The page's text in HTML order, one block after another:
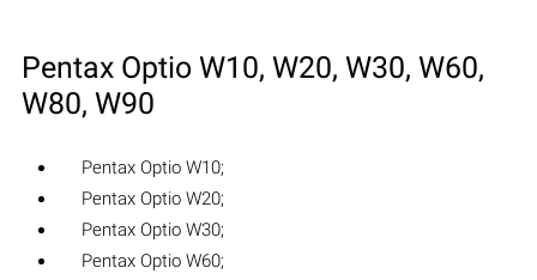
Pentax Optio W10, W20, W30, W60,
W80, W90
Pentax Optio W10;
Pentax Optio W20;
Pentax Optio W30;
Pentax Optio W60;